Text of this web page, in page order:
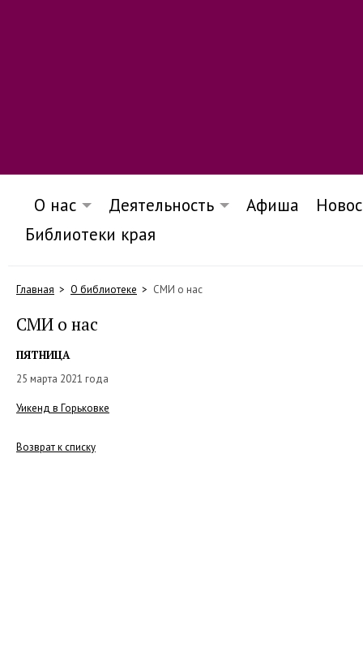
О нас Деятельность Афиша
Библиотеки края
Главная О библиотеке СМИ о нас
СМИ о нас
ПЯТНИЦА
25 марта 2021 года
Уикенд в Горьковке
Возврат к списку